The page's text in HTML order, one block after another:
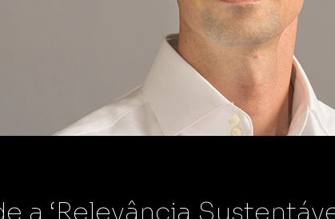
Scann Market
Toda confiabilidade e
das nossas soluções.
suas vendas e
Scann Metrics
Confira o impacto real de suas
a ‘Relevância